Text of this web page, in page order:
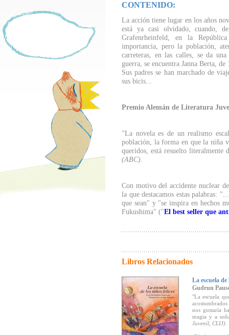
CONTENIDO:
La acción tiene lugar en los años
está ya casi olvidado, cuando,
Grafenrheinfeld, en la
importancia, pero la población,
carreteras, en las calles, se da
guerra, se encuentra Janna Berta,
Sus padres se han marchado de
sus bicis...
Premio Alemán de Literatura
"La novela es de un realismo
población, la forma en que la niña
queridos, está resuelto literalmente
(ABC).
Con motivo del accidente nuclear
la que destacamos estas palabras:
que sean" y "se inspira en hechos
Fukushima" ("El best seller que
Libros Relacionados
La escuela de
Gudrun
"La escuela
nos gustaría
magia y a
Juvenil, CLIJ).